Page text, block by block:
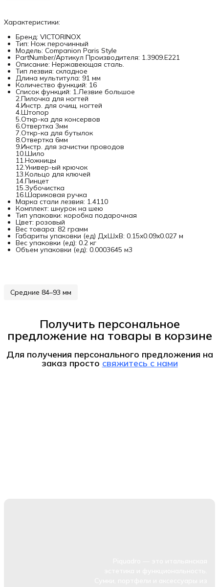
Характеристики:
Бренд: VICTORINOX
Тип: Нож перочинный
Модель: Companion Paris Style
PartNumber/Артикул Производителя: 1.3909.E221
Описание: Нержавеющая сталь.
Тип лезвия: складное
Длина мультитула: 91 мм
Количество функций: 16
Список функций: 1.Лезвие большое
2.Пилочка для ногтей
4.Инстр. для очищ. ногтей
4.Штопор
5.Откр-ка для консервов
6.Отвертка 3мм
7.Откр-ка для бутылок
8.Отвертка 6мм
9.Инстр. для зачистки проводов
10.Шило
11.Ножницы
12.Универ-ый крючок
13.Кольцо для ключей
14.Пинцет
15.Зубочистка
16.Шариковая ручка
Марка стали лезвия: 1.4110
Комплект: шнурок на шею
Тип упаковки: коробка подарочная
Цвет: розовый
Вес товара: 82 грамм
Габариты упаковки (ед) ДхШхВ: 0.15x0.09x0.027 м
Вес упаковки (ед): 0.2 кг
Объем упаковки (ед): 0.0003645 м3
Средние 84–93 мм
Получить персональное
предложение на товары в корзине
Для получения персонального предложения на
заказ просто свяжитесь с нами